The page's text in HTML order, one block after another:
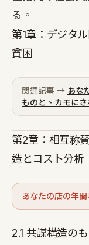
る。
第1章：デジタ
貧困
関連記事 → あな
ものと、カモに
第2章：相互称
造とコスト分析
あなたの店の年
2.1 共謀構造の